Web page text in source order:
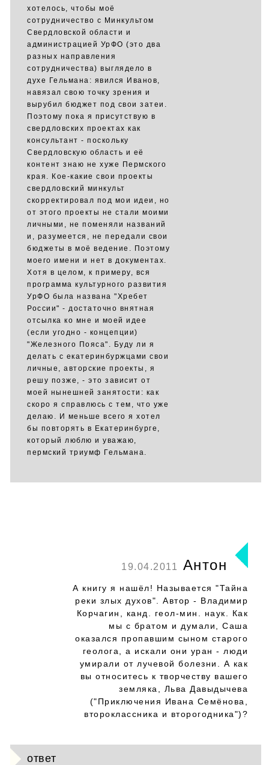
хотелось, чтобы моё
сотрудничество с Минкультом
Свердловской области и
администрацией УрФО (это два
разных направления
сотрудничества) выглядело в
духе Гельмана: явился Иванов,
навязал свою точку зрения и
вырубил бюджет под свои затеи.
Поэтому пока я присутствую в
свердловских проектах как
консультант - поскольку
Свердловскую область и её
контент знаю не хуже Пермского
края. Кое-какие свои проекты
свердловский минкульт
скорректировал под мои идеи, но
от этого проекты не стали моими
личными, не поменяли названий
и, разумеется, не передали свои
бюджеты в моё ведение. Поэтому
моего имени и нет в документах.
Хотя в целом, к примеру, вся
программа культурного развития
УрФО была названа "Хребет
России" - достаточно внятная
отсылка ко мне и моей идее
(если угодно - концепции)
"Железного Пояса". Буду ли я
делать с екатеринбуржцами свои
личные, авторские проекты, я
решу позже, - это зависит от
моей нынешней занятости: как
скоро я справлюсь с тем, что уже
делаю. И меньше всего я хотел
бы повторять в Екатеринбурге,
который люблю и уважаю,
пермский триумф Гельмана.
19.04.2011 Антон
А книгу я нашёл! Называется "Тайна
реки злых духов". Автор - Владимир
Корчагин, канд. геол-мин. наук. Как
мы с братом и думали, Саша
оказался пропавшим сыном старого
геолога, а искали они уран - люди
умирали от лучевой болезни. А как
вы относитесь к творчеству вашего
земляка, Льва Давыдычева
("Приключения Ивана Семёнова,
второклассника и второгодника")?
ответ